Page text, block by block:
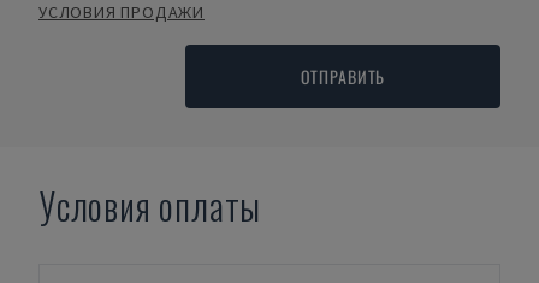
УСЛОВИЯ ПРОДАЖИ
ОТПРАВИТЬ
Условия оплаты